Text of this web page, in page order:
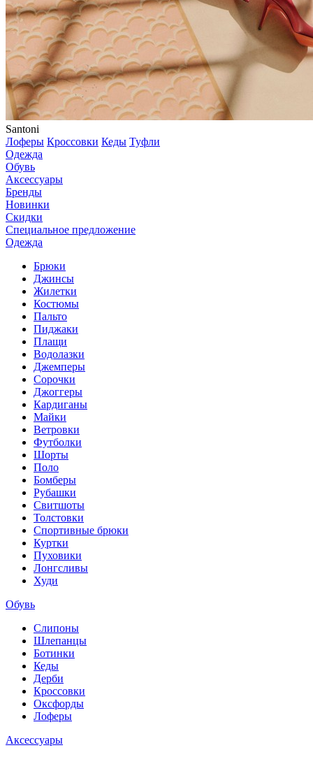
Santoni
Лоферы Кроссовки Кеды Туфли
Одежда
Обувь
Аксессуары
Бренды
Новинки
Скидки
Специальное предложение
Одежда
Брюки
Джинсы
Жилетки
Костюмы
Пальто
Пиджаки
Плащи
Водолазки
Джемперы
Сорочки
Джоггеры
Кардиганы
Майки
Ветровки
Футболки
Шорты
Поло
Бомберы
Рубашки
Свитшоты
Толстовки
Спортивные брюки
Куртки
Пуховики
Лонгсливы
Худи
Обувь
Слипоны
Шлепанцы
Ботинки
Кеды
Дерби
Кроссовки
Оксфорды
Лоферы
Аксессуары